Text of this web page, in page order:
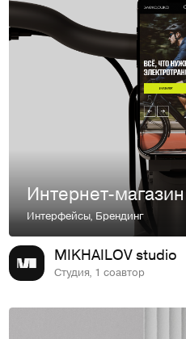
Интерфейсы,Брендинг
MIKHAILOV studio
Студия, 1 соавтор